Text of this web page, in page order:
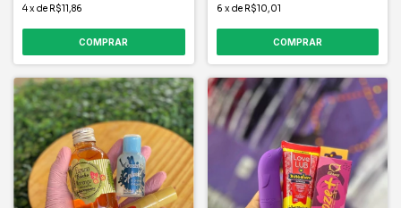
4xde R$11,86 6 xde R$10,01